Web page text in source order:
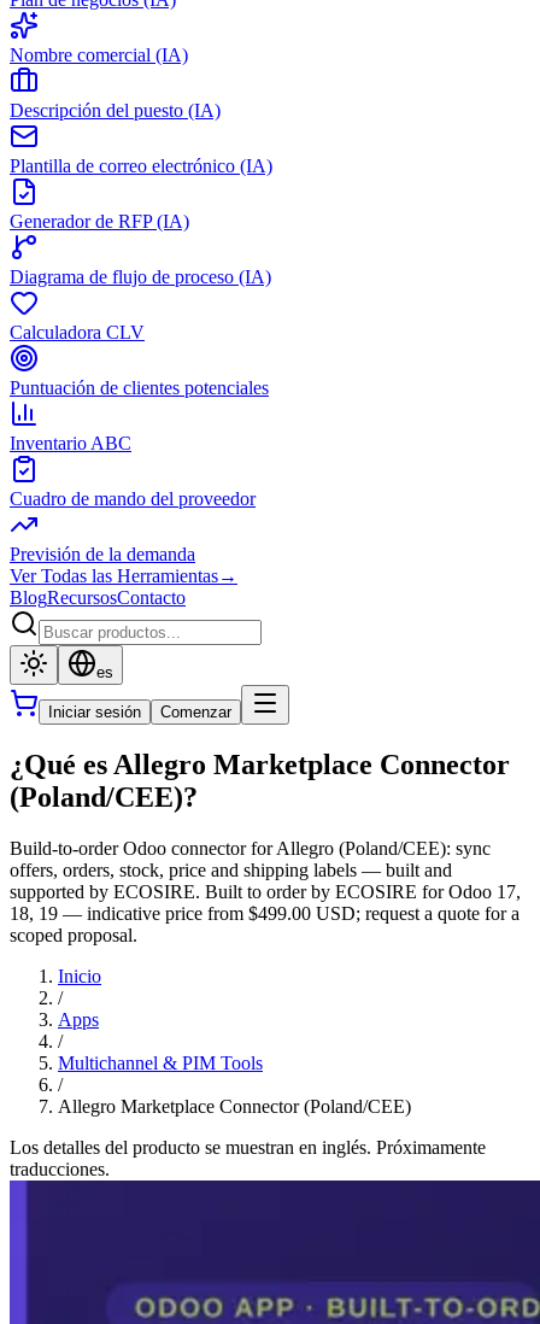
Nombre comercial (IA)
Descripción del puesto (IA)
Plantilla de correo electrónico (IA)
Generador de RFP (IA)
Diagrama de flujo de proceso (IA)
Calculadora CLV
Puntuación de clientes potenciales
Inventario ABC
Cuadro de mando del proveedor
Previsión de la demanda
Ver Todas las Herramientas→
BlogRecursosContacto
es
Iniciar sesión Comenzar
¿Qué es Allegro Marketplace Connector
(Poland/CEE)?
Build-to-order Odoo connector for Allegro (Poland/CEE): sync
offers, orders, stock, price and shipping labels — built and
supported by ECOSIRE. Built to order by ECOSIRE for Odoo 17,
18, 19 — indicative price from $499.00 USD; request a quote for a
scoped proposal.
Inicio
/
Apps
/
Multichannel & PIM Tools
/
Allegro Marketplace Connector (Poland/CEE)
Los detalles del producto se muestran en inglés. Próximamente
traducciones.